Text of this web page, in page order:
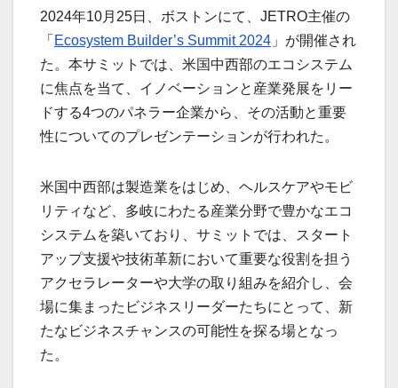
2024年10月25日、ボストンにて、JETRO主催の
「 Ecosystem Builder’s Summit 2024 」が開催され
た。本サミットでは、米国中西部のエコシステム
に焦点を当て、イノベーションと産業発展をリー
ドする4つのパネラー企業から、その活動と重要
性についてのプレゼンテーションが行われた。
米国中西部は製造業をはじめ、ヘルスケアやモビ
リティなど、多岐にわたる産業分野で豊かなエコ
システムを築いており、サミットでは、スタート
アップ支援や技術革新において重要な役割を担う
アクセラレーターや大学の取り組みを紹介し、会
場に集まったビジネスリーダーたちにとって、新
たなビジネスチャンスの可能性を探る場となっ
た。